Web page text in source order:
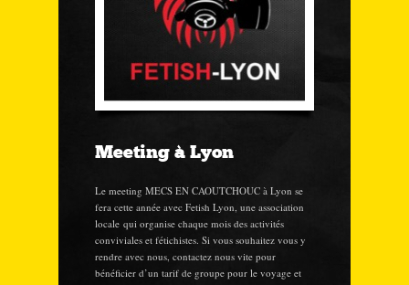
Meeting à Lyon
Le meeting MECS EN CAOUTCHOUC à Lyon se
fera cette année avec Fetish Lyon, une association
locale qui organise chaque mois des activités
conviviales et fétichistes. Si vous souhaitez vous y
rendre avec nous, contactez nous vite pour
bénéficier d’un tarif de groupe pour le voyage et